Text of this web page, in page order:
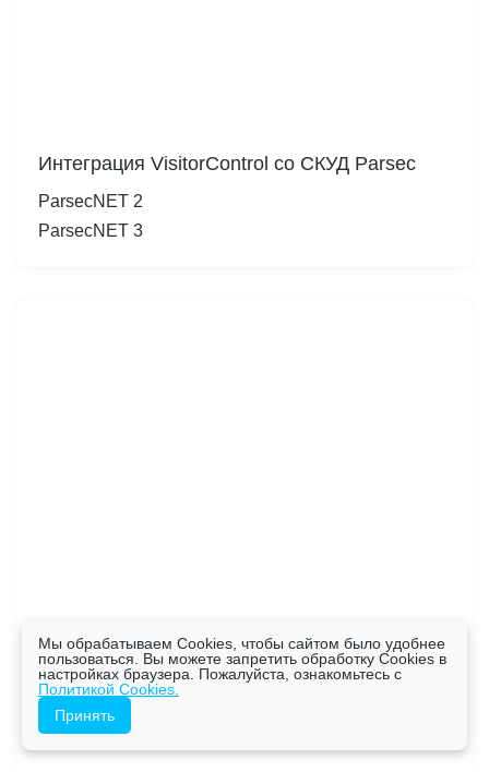
Интеграция VisitorControl cо СКУД Parsec
ParsecNET 2
ParsecNET 3
Мы обрабатываем Cookies, чтобы сайтом было удобнее
пользоваться. Вы можете запретить обработку Cookies в
настройках браузера. Пожалуйста, ознакомьтесь с
Политикой Cookies.
Принять